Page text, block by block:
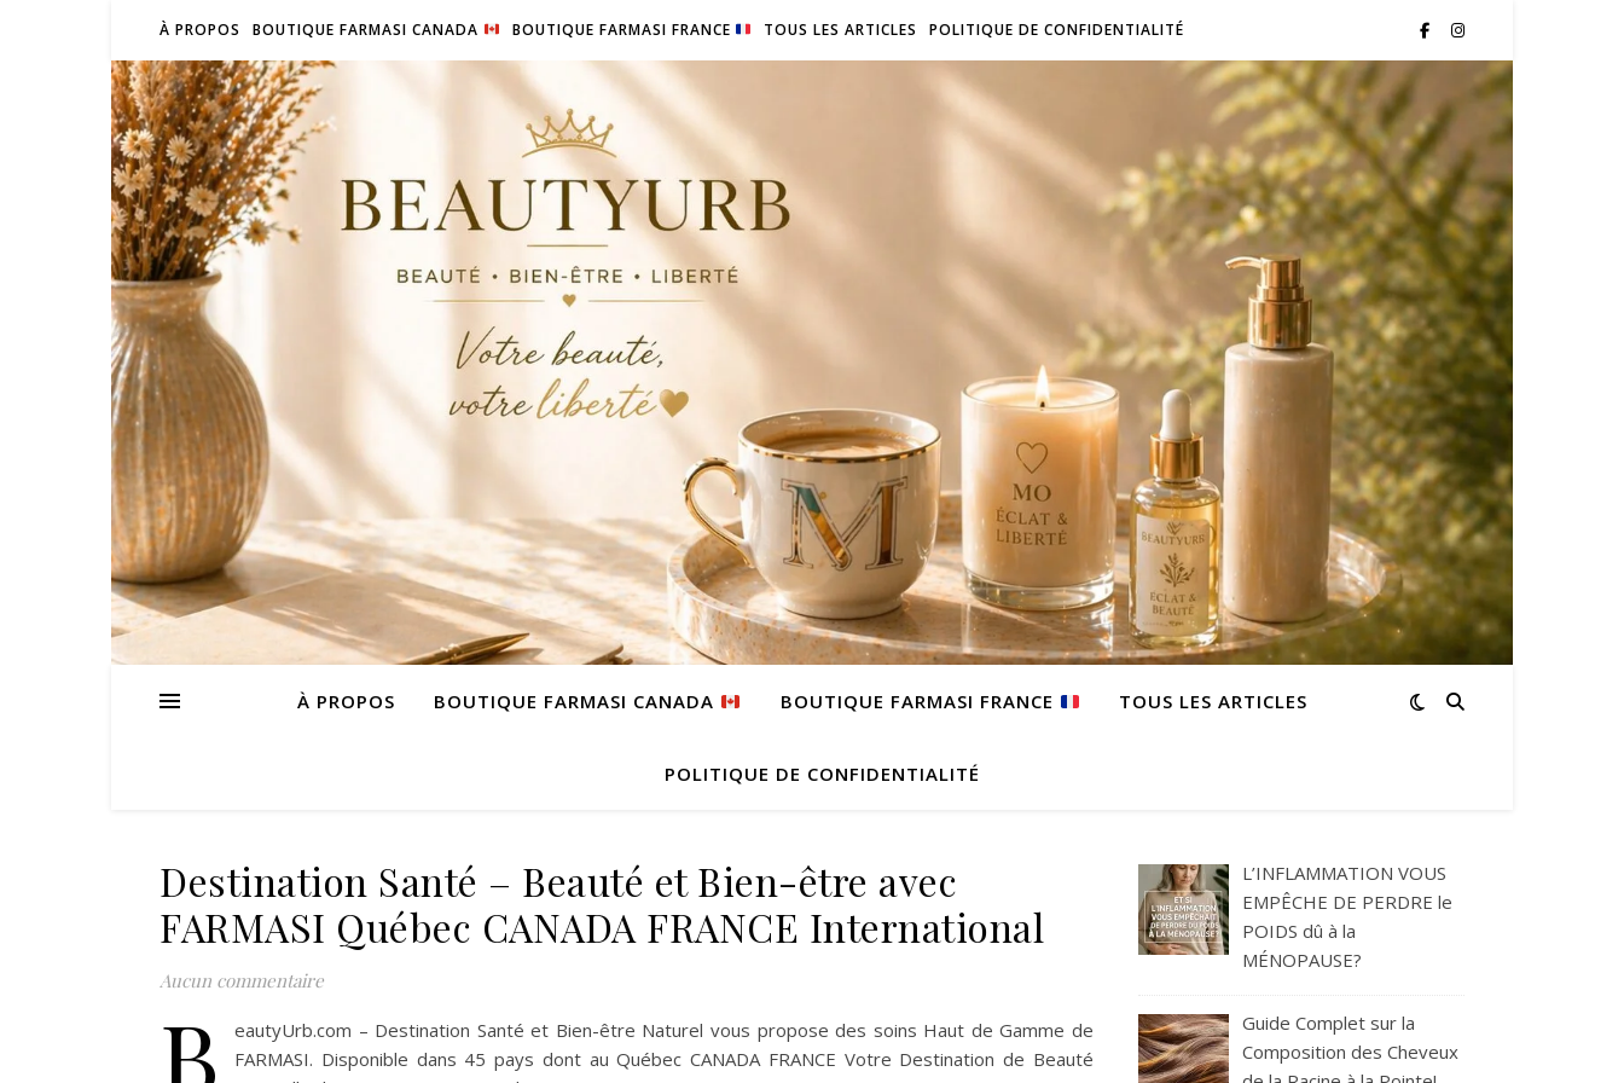
À PROPOS BOUTIQUE FARMASI CANADA BOUTIQUE FARMASI FRANCE TOUS LES ARTICLES POLITIQUE DE CONFIDENTIALITÉ
À PROPOS BOUTIQUE FARMASI CANADA BOUTIQUE FARMASI FRANCE TOUS LES ARTICLES
POLITIQUE DE CONFIDENTIALITÉ
Destination Santé – Beauté et Bien-être avec
FARMASI Québec CANADA FRANCE International
Aucun commentaire
B
eautyUrb.com – Destination Santé et Bien-être Naturel vous propose des soins Haut de Gamme de
FARMASI. Disponible dans 45 pays dont au Québec CANADA FRANCE Votre Destination de Beauté
L’INFLAMMATION VOUS
EMPÊCHE DE PERDRE le
POIDS dû à la
MÉNOPAUSE?
Guide Complet sur la
Composition des Cheveux